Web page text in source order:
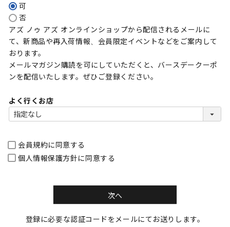
須
)
可
否
アズ ノゥ アズ オンラインショップから配信されるメールに
て、新商品や再入荷情報、会員限定イベントなどをご案内して
おります。
メールマガジン購読を可にしていただくと、バースデークーポ
ンを配信いたします。ぜひご登録ください。
よく行くお店
会員規約に同意する
個人情報保護方針に同意する
次へ
登録に必要な認証コードをメールにてお送りします。